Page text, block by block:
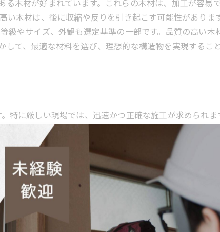
木材が好まれています。これらの木材は、加工が容易
い木材は、後に収縮や反りを引き起こす可能性があり
級やサイズ、外観も選定基準の一部です。品質の高い
て、最適な材料を選び、理想的な構造物を実現すること
特に厳しい現場では、迅速かつ正確な施工が求められ
この工法は、手軽に施工できるため、幅広い建築プロ
日には、木材が湿気を吸い込んで反ったり、施工の進
。 また、２×４工法は、耐震性や耐火性にも優れてお
、現場の限界を超えていくのです。これが大工２×４の